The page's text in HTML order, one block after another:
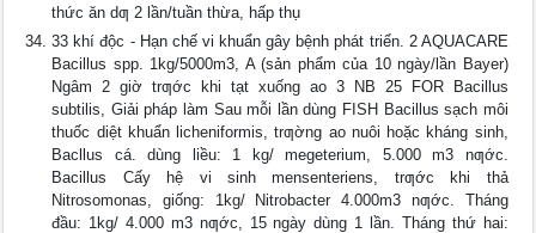
thức ăn dƣ 2 lần/tuần thừa, hấp thụ
33 khí độc - Hạn chế vi khuẩn gây bệnh phát triển. 2 AQUACARE
Bacillus spp. 1kg/5000m3, A (sản phẩm của 10 ngày/lần Bayer)
Ngâm 2 giờ trƣớc khi tạt xuống ao 3 NB 25 FOR Bacillus
subtilis, Giải pháp làm Sau mỗi lần dùng FISH Bacillus sạch môi
thuốc diệt khuẩn licheniformis, trƣờng ao nuôi hoặc kháng sinh,
Bacllus cá. dùng liều: 1 kg/ megeterium, 5.000 m3 nƣớc.
Bacillus Cấy hệ vi sinh mensenteriens, trƣớc khi thả
Nitrosomonas, giống: 1kg/ Nitrobacter 4.000m3 nƣớc. Tháng
đầu: 1kg/ 4.000 m3 nƣớc, 15 ngày dùng 1 lần. Tháng thứ hai: